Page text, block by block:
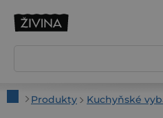
DomůProdukty Kuchyňské